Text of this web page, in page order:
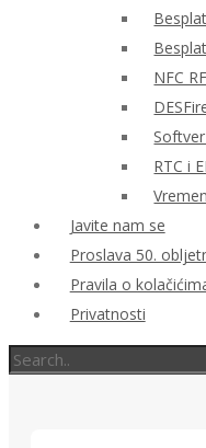
NFC
RTC i
Javite nam se
Proslava 50.
Pravila o
Privatnosti